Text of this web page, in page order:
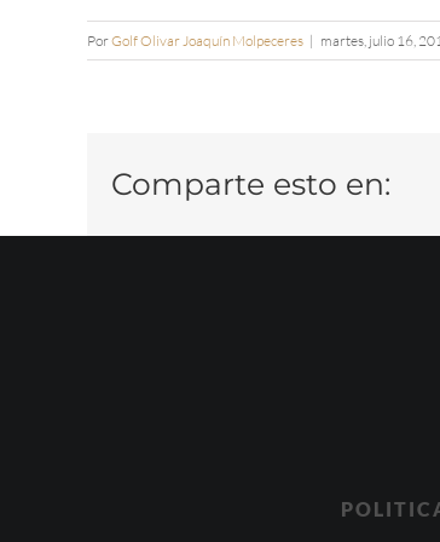
PorGolf Olivar Joaquín Molpeceres | martes, julio 16,
Comparte esto en: